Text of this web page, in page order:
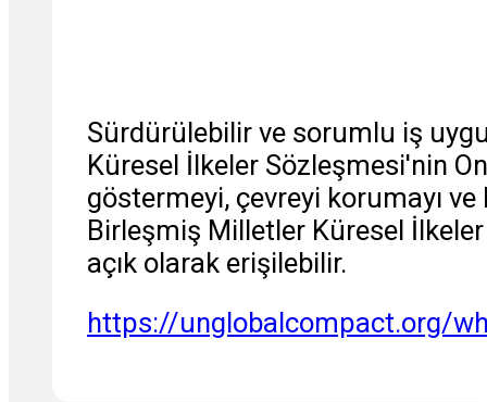
Sürdürülebilir ve sorumlu iş
Küresel İlkeler Sözleşmesi'nin
göstermeyi, çevreyi korumayı
Birleşmiş Milletler Küresel
açık olarak erişilebilir.
https://unglobalcompact.org/